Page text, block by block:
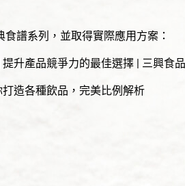
譜系列，並取得實際應用方案：
升產品競爭力的最佳選擇 | 三興食品
造各種飲品，完美比例解析